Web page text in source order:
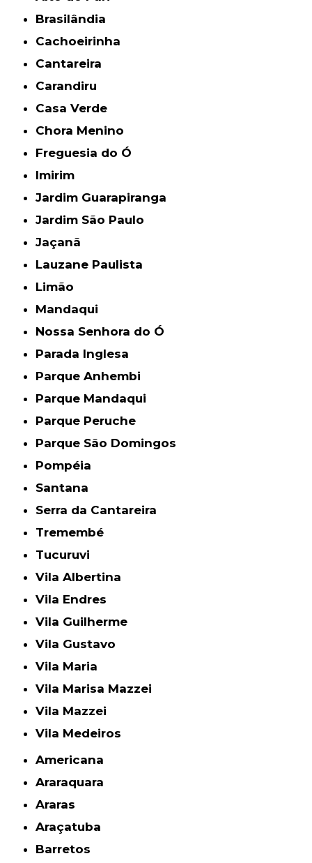
Brasilândia
Cachoeirinha
Cantareira
Carandiru
Casa Verde
Chora Menino
Freguesia do Ó
Imirim
Jardim Guarapiranga
Jardim São Paulo
Jaçanã
Lauzane Paulista
Limão
Mandaqui
Nossa Senhora do Ó
Parada Inglesa
Parque Anhembi
Parque Mandaqui
Parque Peruche
Parque São Domingos
Pompéia
Santana
Serra da Cantareira
Tremembé
Tucuruvi
Vila Albertina
Vila Endres
Vila Guilherme
Vila Gustavo
Vila Maria
Vila Marisa Mazzei
Vila Mazzei
Vila Medeiros
Americana
Araraquara
Araras
Araçatuba
Barretos